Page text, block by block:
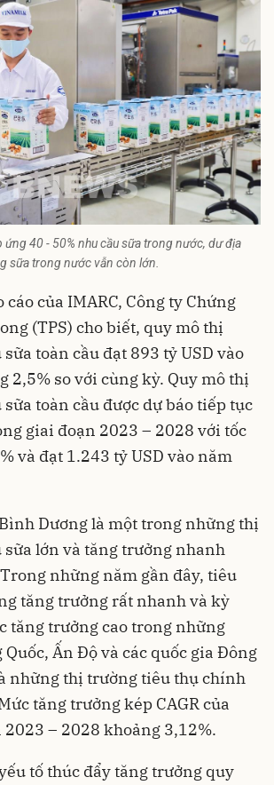
ứng 40 - 50% nhu cầu sữa trong nước, dư địa
sữa trong nước vẫn còn lớn.
cáo của IMARC, Công ty Chứng
(TPS) cho biết, quy mô thị
toàn cầu đạt 893 tỷ USD vào
2,5% so với cùng kỳ. Quy mô thị
toàn cầu được dự báo tiếp tục
giai đoạn 2023 – 2028 với tốc
và đạt 1.243 tỷ USD vào năm
Dương là một trong những thị
lớn và tăng trưởng nhanh
những năm gần đây, tiêu
tăng trưởng rất nhanh và kỳ
tăng trưởng cao trong những
Ấn Độ và các quốc gia Đông
những thị trường tiêu thụ chính
tăng trưởng kép CAGR của
– 2028 khoảng 3,12%.
tố thúc đẩy tăng trưởng quy